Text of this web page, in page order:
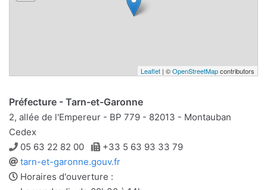
Leaflet | ©OpenStreetMapcontributors
Préfecture - Tarn-et-Garonne
2, allée de l'Empereur - BP 779 - 82013 - Montauban
Cedex
Téléphone
05 63 22 82 00 Télécopie
+33 5 63 93 33 79
Site
web
tarn-et-garonne.gouv.fr
Horaires d'ouverture :